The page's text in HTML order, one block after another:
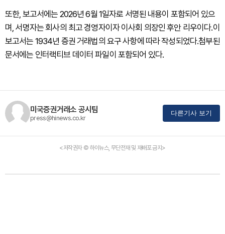
또한, 보고서에는 2026년 6월 1일자로 서명된 내용이 포함되어 있으
며, 서명자는 회사의 최고 경영자이자 이사회 의장인 후안 리우이다.이
보고서는 1934년 증권 거래법의 요구 사항에 따라 작성되었다.첨부된
문서에는 인터랙티브 데이터 파일이 포함되어 있다.
미국증권거래소 공시팀
press@hinews.co.kr
다른기사 보기
<저작권자 © 하이뉴스, 무단전재 및 재배포 금지>